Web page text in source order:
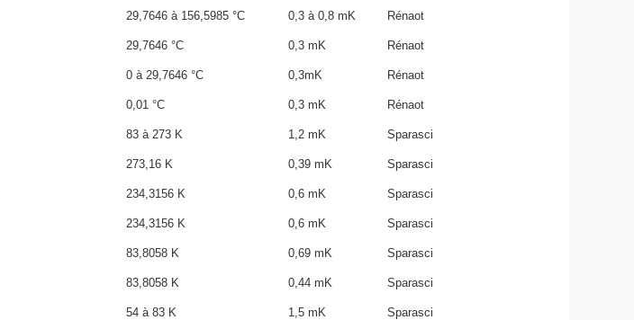
29,7646 à 156,5985 °C 0,3 à 0,8 mK Rénaot
29,7646 °C 0,3 mK Rénaot
0 à 29,7646 °C 0,3mK Rénaot
0,01 °C 0,3 mK Rénaot
83 à 273 K 1,2 mK Sparasci
273,16 K 0,39 mK Sparasci
234,3156 K 0,6 mK Sparasci
234,3156 K 0,6 mK Sparasci
83,8058 K 0,69 mK Sparasci
83,8058 K 0,44 mK Sparasci
54 à 83 K 1,5 mK Sparasci